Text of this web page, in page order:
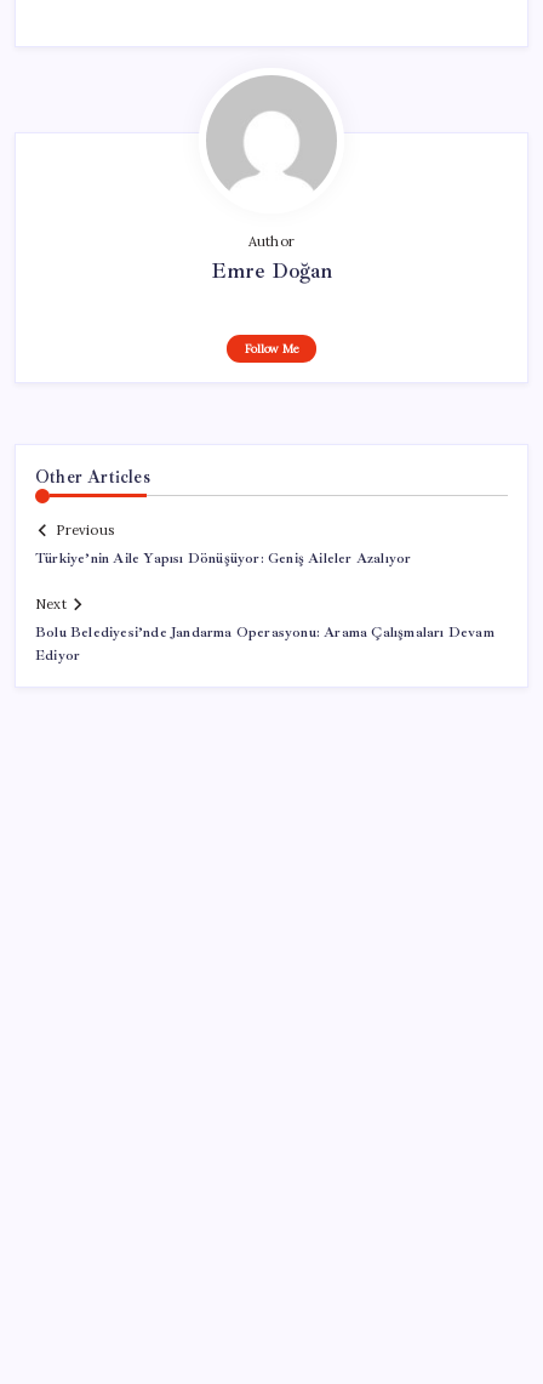
Author
Emre Doğan
Follow Me
Other Articles
Previous
Türkiye’nin Aile Yapısı Dönüşüyor: Geniş Aileler Azalıyor
Next
Bolu Belediyesi’nde Jandarma Operasyonu: Arama Çalışmaları Devam
Ediyor